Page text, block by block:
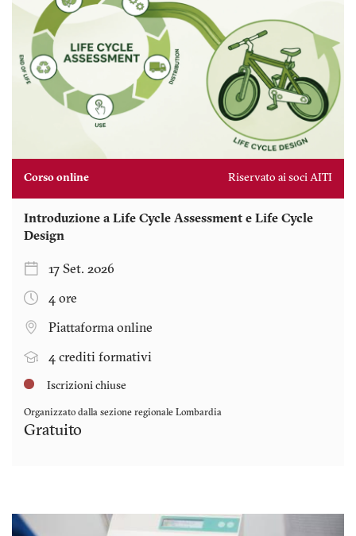
Corso online Riservato ai soci AITI
Introduzione a Life Cycle Assessment e Life Cycle
Design
17 Set. 2026
4 ore
Piattaforma online
4 crediti formativi
Iscrizioni chiuse
Organizzato dalla sezione regionale Lombardia
Gratuito